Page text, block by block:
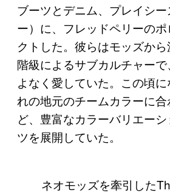
ブーツとデニム、プレイシ
ー）に、フレッドペリーの
クトした。彼らはモッズか
階級によるサブカルチャーで
よなく愛していた。この頃
れの地元のチームカラーに
ど、豊富なカラーバリエー
ツを展開していた。
ネオモッズを牽引した